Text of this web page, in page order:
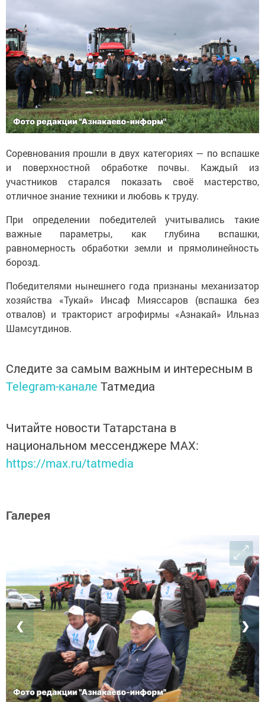
Соревнования прошли в двух категориях — по вспашке
и поверхностной обработке почвы. Каждый из
участников старался показать своё мастерство,
отличное знание техники и любовь к труду.
При определении победителей учитывались такие
важные параметры, как глубина вспашки,
равномерность обработки земли и прямолинейность
борозд.
Победителями нынешнего года признаны механизатор
хозяйства «Тукай» Инсаф Мияссаров (вспашка без
отвалов) и тракторист агрофирмы «Азнакай» Ильназ
Шамсутдинов.
Следите за самым важным и интересным в
Telegram-канале Татмедиа
Читайте новости Татарстана в
национальном мессенджере MАХ:
https://max.ru/tatmedia
Галерея
❮ ❯